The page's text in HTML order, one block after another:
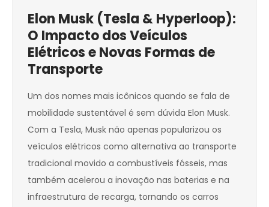
Elon Musk (Tesla & Hyperloop):
O Impacto dos Veículos
Elétricos e Novas Formas de
Transporte
Um dos nomes mais icônicos quando se fala de
mobilidade sustentável é sem dúvida Elon Musk.
Com a Tesla, Musk não apenas popularizou os
veículos elétricos como alternativa ao transporte
tradicional movido a combustíveis fósseis, mas
também acelerou a inovação nas baterias e na
infraestrutura de recarga, tornando os carros